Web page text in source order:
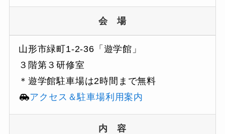
会 場
山形市緑町1-2-36「遊学館」
３階第３研修室
＊遊学館駐車場は2時間まで無料
アクセス＆駐車場利用案内
内 容